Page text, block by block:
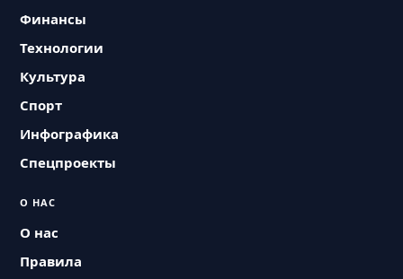
Финансы
Технологии
Культура
Спорт
Инфографика
Спецпроекты
О НАС
О нас
Правила